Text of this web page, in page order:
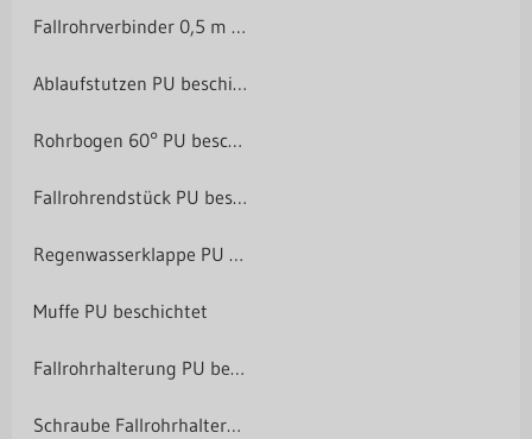
Fallrohrverbinder 0,5 m PU beschichtet
Ablaufstutzen PU beschichtet
Rohrbogen 60° PU beschichtet
Fallrohrendstück PU beschichtet
Regenwasserklappe PU beschichtet
Muffe PU beschichtet
Fallrohrhalterung PU beschichtet
Schraube Fallrohrhalterung